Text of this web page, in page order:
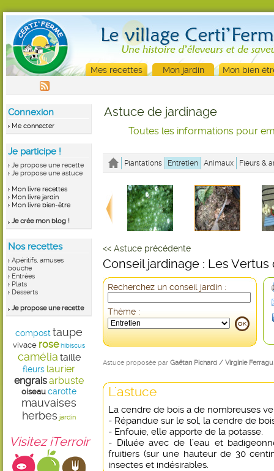
Mes recettes Mon jardin Mon bien
Connexion
Me connecter
Je participe !
Je propose une recette
Je propose une astuce
Mon livre recettes
Mon livre jardin
Mon livre bien-être
Je crée mon blog !
Nos recettes
Apéritifs, amuses
bouche
Entrées
Plats
Desserts
Je propose une recette
compost taupe
vivace rose hibiscus
camélia taille
fleurs laurier
engraisarbuste
oiseau carotte
mauvaises
herbes jardin
Visitez iTerroir
Astuce de jardinage
Toutes les informations pour
Plantations Entretien Animaux Fleurs &
<< Astuce précédente
Conseil jardinage : Les
Recherchez un conseil jardin :
Thème :
Astuce proposée par Gaëtan Pichard / Virginie Ferragu
L'astuce
La cendre de bois a de nombreuses
- Répandue sur le sol, la cendre de
- Enfouie, elle apporte de la potasse.
- Diluée avec de l’eau et
fruitiers (sur une hauteur de 30
insectes et indésirables.